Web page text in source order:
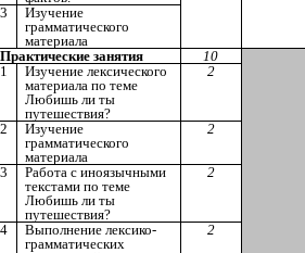
3
Изучение
грамматического
материала
Практические занятия
10
1
Изучение лексического
материала по теме
Любишь ли ты
путешествия?
2
2
Изучение
грамматического
материала
2
3
Работа с иноязычными
текстами по теме
Любишь ли ты
путешествия?
2
4
Выполнение лексико-
грамматических
2